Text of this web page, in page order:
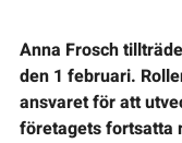
Anna Frosch
den 1 februari.
ansvaret för att
företagets fortsatta